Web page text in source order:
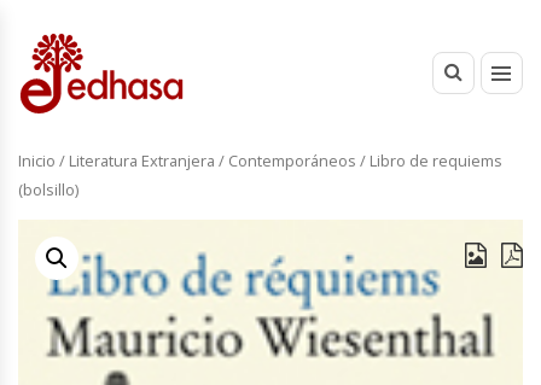
Inicio / Literatura Extranjera / Contemporáneos / Libro de requiems
(bolsillo)